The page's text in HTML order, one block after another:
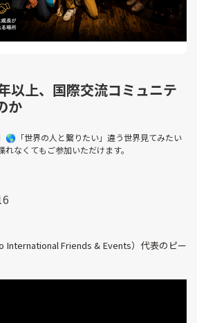
以上、国際交流コミュニテ
か
🌎「世界の人と繋りたい」違う世界見てみたい
なくてもご参加いただけます。
International Friends & Events）代表のピー